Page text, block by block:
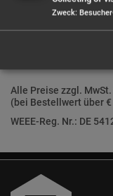
Alle Preise zzgl.
(bei Bestellwert über
WEEE-Reg. Nr.: DE
Zweck: